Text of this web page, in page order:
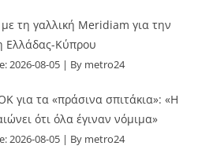
τη γαλλική Meridiam για την
Ελλάδας-Κύπρου
2026-08-05 By metro24
για τα «πράσινα σπιτάκια»: «Η
ότι όλα έγιναν νόμιμα»
2026-08-05 By metro24